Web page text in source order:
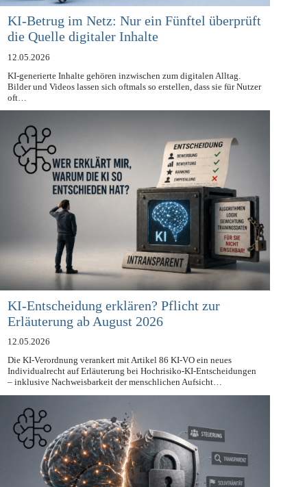
KI-Betrug im Netz: Nur ein Fünftel überprüft
die Quelle digitaler Inhalte
12.05.2026
KI-generierte Inhalte gehören inzwischen zum digitalen Alltag.
Bilder und Videos lassen sich oftmals so erstellen, dass sie für Nutzer
oft…
KI-Entscheidung erklären? Pflicht zur
Erläuterung ab August 2026
12.05.2026
Die KI-Verordnung verankert mit Artikel 86 KI-VO ein neues
Individualrecht auf Erläuterung bei Hochrisiko-KI-Entscheidungen
– inklusive Nachweisbarkeit der menschlichen Aufsicht…